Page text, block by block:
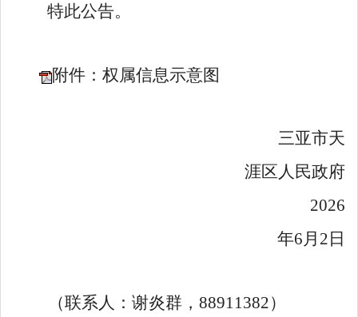
特此公告。
附件：权属信息示意图
三亚市天
涯区人民政府
2026
年6 月 2 日
（联系人： 谢炎群， 88911382）